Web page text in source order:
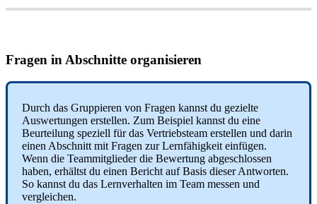
Fragen inAbschnitte organisieren
Durch das Gruppieren von Fragen kannst du gezielte
Auswertungen erstellen. Zum Beispiel kannst du eine
Beurteilung speziell für das Vertriebsteam erstellen und darin
einen Abschnitt mit Fragen zur Lernfähigkeit einfügen.
Wenn die Teammitglieder die Bewertung abgeschlossen
haben, erhältst du einen Bericht auf Basis dieser Antworten.
So kannst du das Lernverhalten im Team messen und
vergleichen.